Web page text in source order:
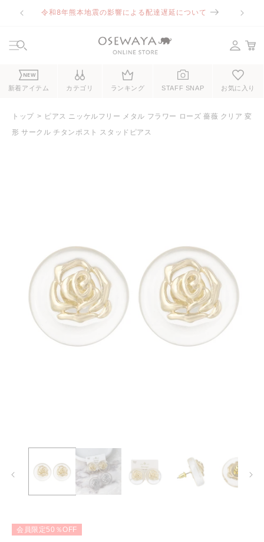
ンツに令和8年熊本地震の影響による配達遅延について
NEW
新着アイテム カテゴリ ランキング STAFF SNAP お気に入り
トップ
ピアス ニッケルフリー メタル フラワー ローズ 薔薇 クリア 変
形 サークル チタンポスト スタッドピアス
会員限定50％OFF